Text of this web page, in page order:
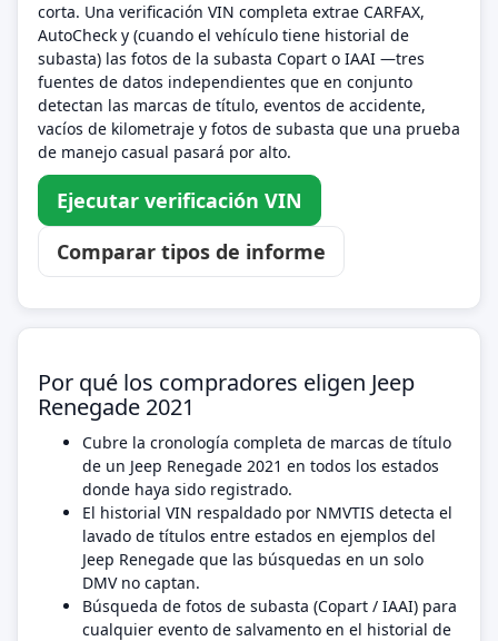
corta. Una verificación VIN completa extrae CARFAX,
AutoCheck y (cuando el vehículo tiene historial de
subasta) las fotos de la subasta Copart o IAAI —tres
fuentes de datos independientes que en conjunto
detectan las marcas de título, eventos de accidente,
vacíos de kilometraje y fotos de subasta que una prueba
de manejo casual pasará por alto.
Ejecutar verificación VIN
Comparar tipos de informe
Por qué los compradores eligen Jeep
Renegade 2021
Cubre la cronología completa de marcas de título
de un Jeep Renegade 2021 en todos los estados
donde haya sido registrado.
El historial VIN respaldado por NMVTIS detecta el
lavado de títulos entre estados en ejemplos del
Jeep Renegade que las búsquedas en un solo
DMV no captan.
Búsqueda de fotos de subasta (Copart / IAAI) para
cualquier evento de salvamento en el historial de